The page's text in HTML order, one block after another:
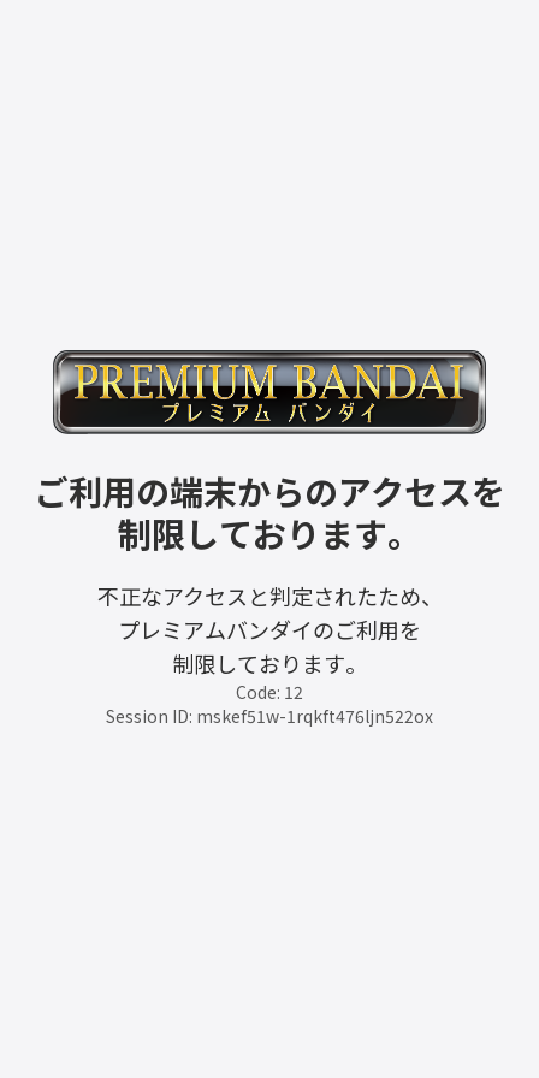
ご利用の端末からのアクセスを
制限しております。
不正なアクセスと判定されたため、
プレミアムバンダイのご利用を
制限しております。
Code: 12
Session ID: mskef51w-1rqkft476ljn522ox